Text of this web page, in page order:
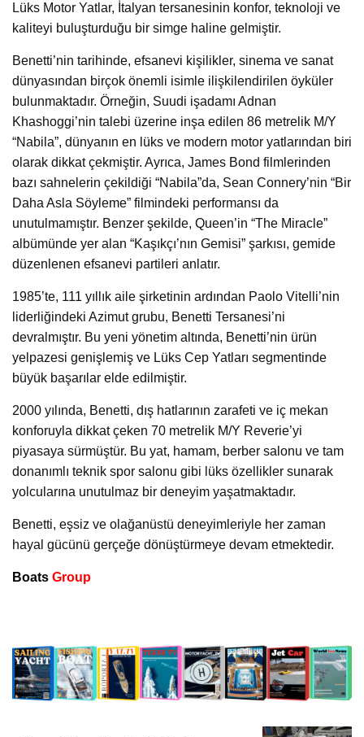
Lüks Motor Yatlar, İtalyan tersanesinin konfor, teknoloji ve
kaliteyi buluşturduğu bir simge haline gelmiştir.
Benetti’nin tarihinde, efsanevi kişilikler, sinema ve sanat
dünyasından birçok önemli isimle ilişkilendirilen öyküler
bulunmaktadır. Örneğin, Suudi işadamı Adnan
Khashoggi’nin talebi üzerine inşa edilen 86 metrelik M/Y
“Nabila”, dünyanın en lüks ve modern motor yatlarından biri
olarak dikkat çekmiştir. Ayrıca, James Bond filmlerinden
bazı sahnelerin çekildiği “Nabila”da, Sean Connery’nin “Bir
Daha Asla Söyleme” filmindeki performansı da
unutulmamıştır. Benzer şekilde, Queen’in “The Miracle”
albümünde yer alan “Kaşıkçı’nın Gemisi” şarkısı, gemide
düzenlenen efsanevi partileri anlatır.
1985’te, 111 yıllık aile şirketinin ardından Paolo Vitelli’nin
liderliğindeki Azimut grubu, Benetti Tersanesi’ni
devralmıştır. Bu yeni yönetim altında, Benetti’nin ürün
yelpazesi genişlemiş ve Lüks Cep Yatları segmentinde
büyük başarılar elde edilmiştir.
2000 yılında, Benetti, dış hatlarının zarafeti ve iç mekan
konforuyla dikkat çeken 70 metrelik M/Y Reverie’yi
piyasaya sürmüştür. Bu yat, hamam, berber salonu ve tam
donanımlı teknik spor salonu gibi lüks özellikler sunarak
yolcularına unutulmaz bir deneyim yaşatmaktadır.
Benetti, eşsiz ve olağanüstü deneyimleriyle her zaman
hayal gücünü gerçeğe dönüştürmeye devam etmektedir.
Boats Group